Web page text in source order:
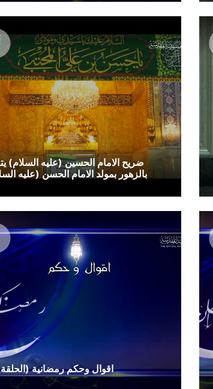
ضريح الامام الحسين (عليه السلام)
بالزهور بمولد الامام الحسن (عليه
اقوال وحكم رمضانية (الحلقة 7